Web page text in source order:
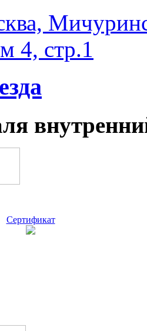
4, стр.1
Сертификат